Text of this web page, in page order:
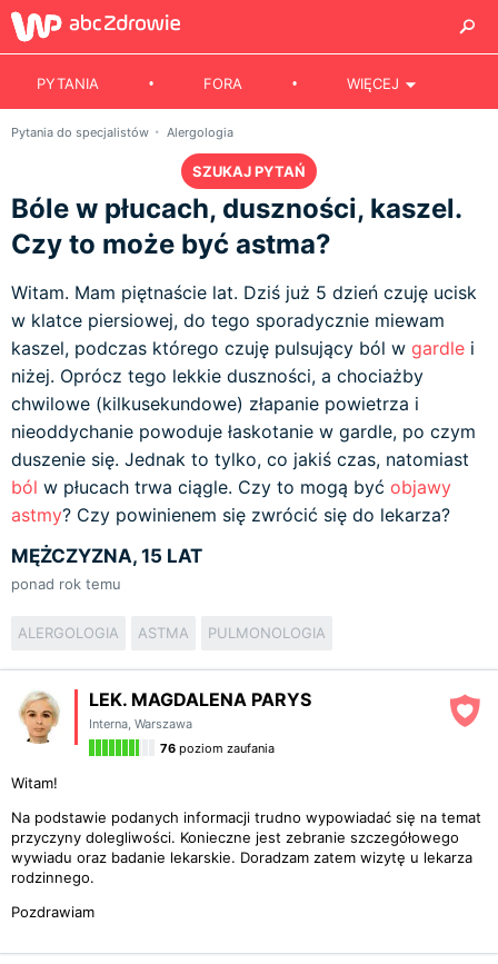
PYTANIA FORA WIĘCEJ
Pytania do specjalistów Alergologia
SZUKAJ PYTAŃ
Bóle w płucach, duszności, kaszel.
Czy to może być astma?
Witam. Mam piętnaście lat. Dziś już 5 dzień czuję ucisk
w klatce piersiowej, do tego sporadycznie miewam
kaszel, podczas którego czuję pulsujący ból w gardle i
niżej. Oprócz tego lekkie duszności, a chociażby
chwilowe (kilkusekundowe) złapanie powietrza i
nieoddychanie powoduje łaskotanie w gardle, po czym
duszenie się. Jednak to tylko, co jakiś czas, natomiast
ból w płucach trwa ciągle. Czy to mogą być objawy
astmy? Czy powinienem się zwrócić się do lekarza?
MĘŻCZYZNA, 15 LAT
ponad rok temu
ALERGOLOGIA ASTMA PULMONOLOGIA
LEK. MAGDALENA PARYS
Interna, Warszawa
76 poziom zaufania
Witam!
Na podstawie podanych informacji trudno wypowiadać się na temat
przyczyny dolegliwości. Konieczne jest zebranie szczegółowego
wywiadu oraz badanie lekarskie. Doradzam zatem wizytę u lekarza
rodzinnego.
Pozdrawiam